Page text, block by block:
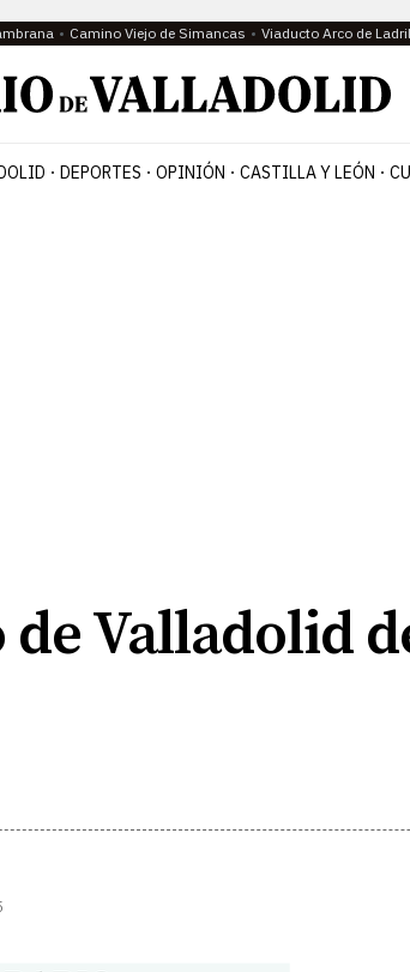
Camino Viejo de Simancas Viaducto Arco de
DEPORTES OPINIÓN CASTILLA Y LEÓN
Valladolid